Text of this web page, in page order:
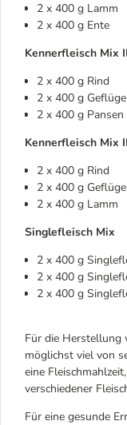
2 x 400 g Lamm
2 x 400 g Ente
Kennerfleisch Mix II
2 x 400 g Rind
2 x 400 g
2 x 400 g Pansen
Kennerfleisch Mix
2 x 400 g Rind
2 x 400 g
2 x 400 g Lamm
Singlefleisch Mix
2 x 400 g
2 x 400 g
2 x 400 g
Für die Herstellung
möglichst viel von
eine
verschiedener
Für eine gesunde